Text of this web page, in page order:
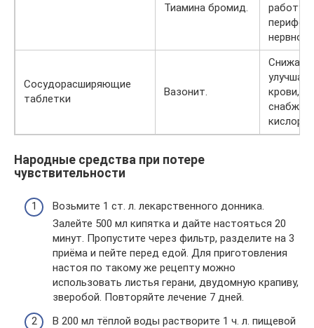
Тиамина бромид.
работу
нервной
Сосудорасширяющие
таблетки
Вазонит.
Снижает
крови,
Народные средства при потере
чувствительности
Возьмите 1 ст. л. лекарственного донника.
Залейте 500 мл кипятка и дайте настояться 20
минут. Пропустите через фильтр, разделите на 3
приёма и пейте перед едой. Для приготовления
настоя по такому же рецепту можно
использовать листья герани, двудомную крапиву,
зверобой. Повторяйте лечение 7 дней.
В 200 мл тёплой воды растворите 1 ч. л. пищевой